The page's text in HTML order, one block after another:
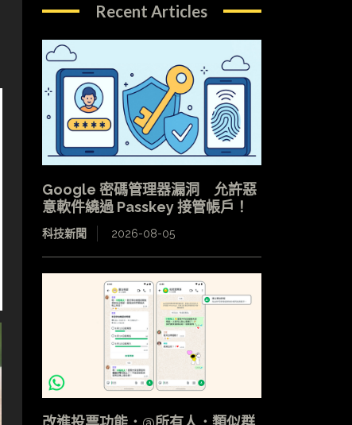
Recent Articles
Google 密碼管理器漏洞 允許惡
意軟件繞過 Passkey 接管帳戶！
科技新聞 2026-08-05